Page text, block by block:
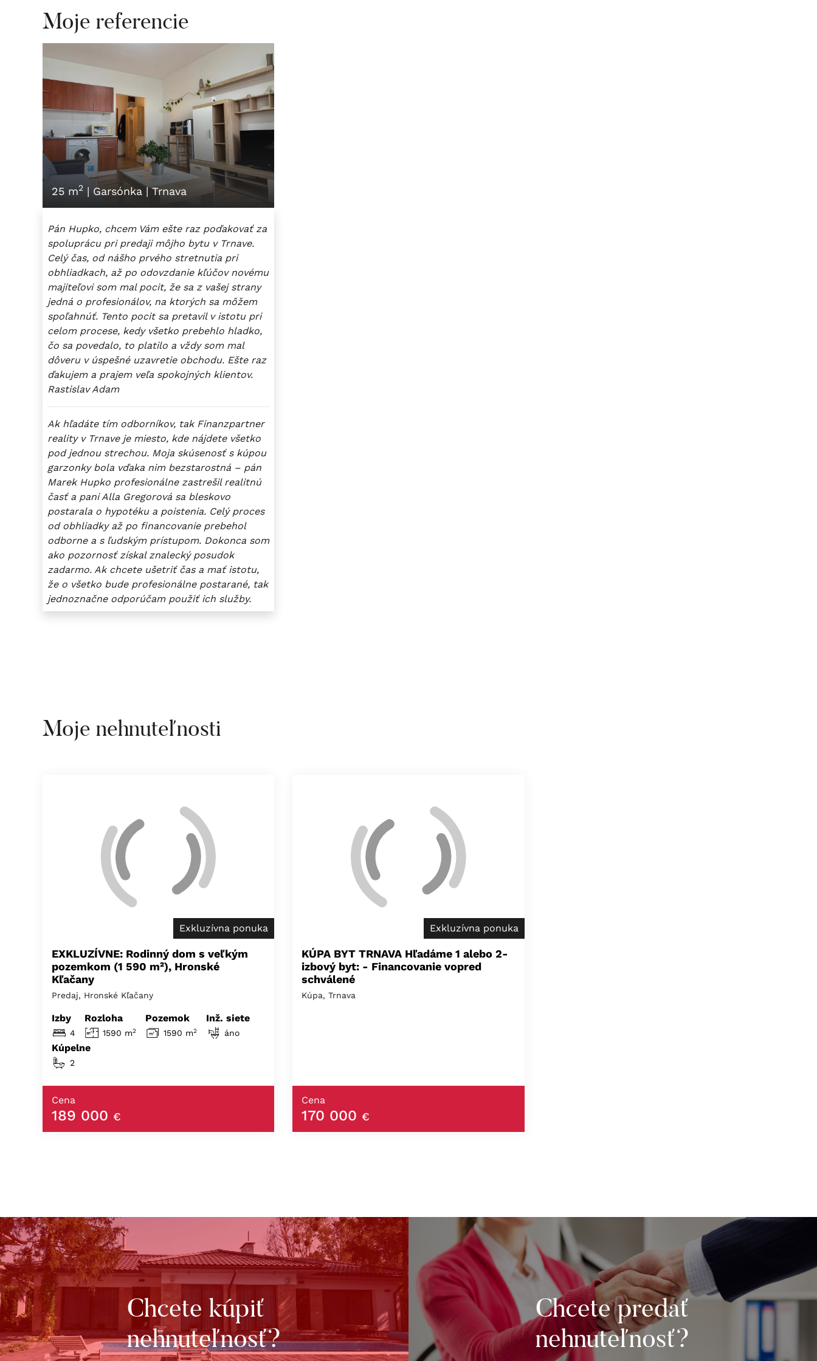
Moje referencie
25 m2 | Garsónka |Trnava
Pán Hupko, chcem Vám ešte raz poďakovať za
spoluprácu pri predaji môjho bytu v Trnave.
Celý čas, od nášho prvého stretnutia pri
obhliadkach, až po odovzdanie kľúčov novému
majiteľovi som mal pocit, že sa z vašej strany
jedná o profesionálov, na ktorých sa môžem
spoľahnúť. Tento pocit sa pretavil v istotu pri
celom procese, kedy všetko prebehlo hladko,
čo sa povedalo, to platilo a vždy som mal
dôveru v úspešné uzavretie obchodu. Ešte raz
ďakujem a prajem veľa spokojných klientov.
Rastislav Adam
Ak hľadáte tím odborníkov, tak Finanzpartner
reality v Trnave je miesto, kde nájdete všetko
pod jednou strechou. Moja skúsenosť s kúpou
garzonky bola vďaka nim bezstarostná – pán
Marek Hupko profesionálne zastrešil realitnú
časť a pani Alla Gregorová sa bleskovo
postarala o hypotéku a poistenia. Celý proces
od obhliadky až po financovanie prebehol
odborne a s ľudským prístupom. Dokonca som
ako pozornosť získal znalecký posudok
zadarmo. Ak chcete ušetriť čas a mať istotu,
že o všetko bude profesionálne postarané, tak
jednoznačne odporúčam použiť ich služby.
Moje nehnuteľnosti
Exkluzívna ponuka
EXKLUZÍVNE: Rodinný dom s veľkým
pozemkom (1 590 m²), Hronské
Kľačany
Predaj, Hronské Kľačany
Izby
4
Rozloha
1590 m2
Pozemok
1590 m2
Inž. siete
áno
Kúpelne
2
Cena
189 000 €
Exkluzívna ponuka
KÚPA BYT TRNAVA Hľadáme 1 alebo 2-
izbový byt: - Financovanie vopred
schválené
Kúpa, Trnava
Cena
170 000 €
Chcete kúpiť
nehnuteľnosť?
Chcete predať
nehnuteľnosť?